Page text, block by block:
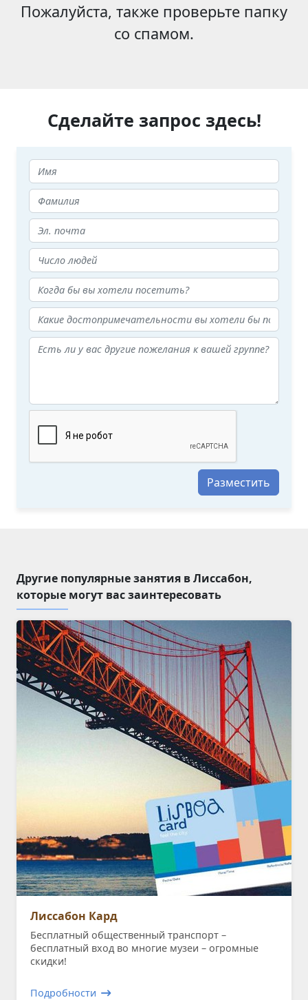
Пожалуйста, также проверьте папку
со спамом.
Сделайте запрос здесь!
Разместить
Другие популярные занятия в Лиссабон,
которые могут вас заинтересовать
Лиссабон Кард
Бесплатный общественный транспорт –
бесплатный вход во многие музеи – огромные
скидки!
Подробности